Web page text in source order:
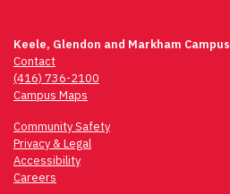
Keele, Glendon and Markham Campus
Contact
(416) 736-2100
Campus Maps
Community Safety
Privacy & Legal
Accessibility
Careers